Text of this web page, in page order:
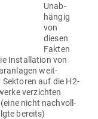
Unab­
hängig
von
diesen
Fakten
Instal­lation von
weit­
auf die H2-
ver­zichten
nicht nach­voll­
bereits)